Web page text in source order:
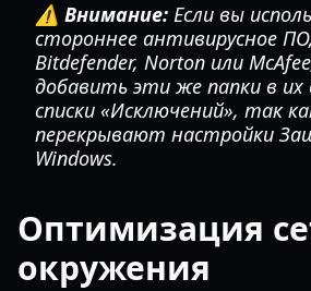
⚠️ Внимание: Если вы
стороннее антивирусное
Bitdefender, Norton или
добавить эти же папки в их
списки «Исключений», так
перекрывают настройки
Windows.
Оптимизация
окружения